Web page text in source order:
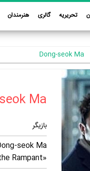
تحریریه گالری هنرمندان
Dong-seok Ma
بازیگر
«Kundo: Age of the Rampant» و فیلم سینمایی «Unstoppable» فعالیت داشته است.